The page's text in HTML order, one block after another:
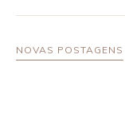
NOVAS POSTAGENS